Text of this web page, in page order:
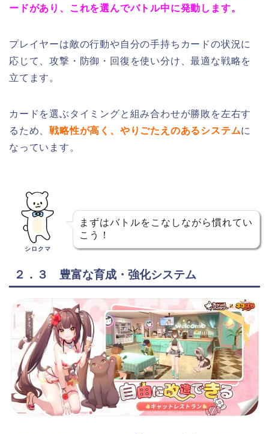
ードがあり、これを選んでバトル中に発動します。
プレイヤーは敵の行動や自分の手持ちカードの状況に
応じて、攻撃・防御・回復を使い分け、最適な戦略を
立てます。
カードを選ぶタイミングと組み合わせが勝敗を左右す
るため、戦略性が高く、やりごたえのあるシステムに
なっています。
シロクマ
まずはバトルをこなしながら慣れてい
こう！
２．３ 豊富な育成・強化システム